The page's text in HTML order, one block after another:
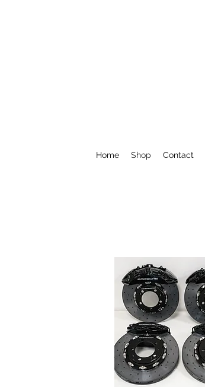
Home Shop Contact